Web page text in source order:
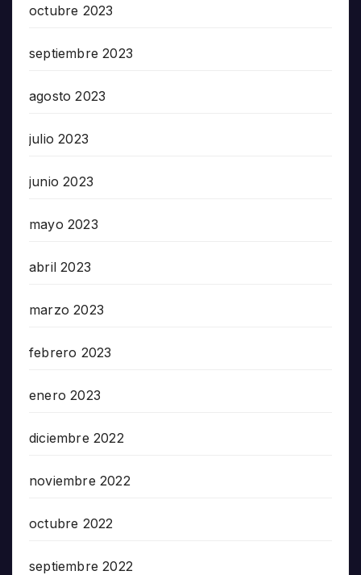
octubre 2023
septiembre 2023
agosto 2023
julio 2023
junio 2023
mayo 2023
abril 2023
marzo 2023
febrero 2023
enero 2023
diciembre 2022
noviembre 2022
octubre 2022
septiembre 2022